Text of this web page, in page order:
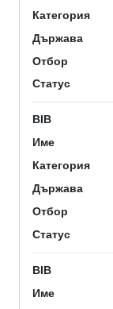
Категория
Държава
Отбор
Статус
BIB
Име
Категория
Държава
Отбор
Статус
BIB
Име